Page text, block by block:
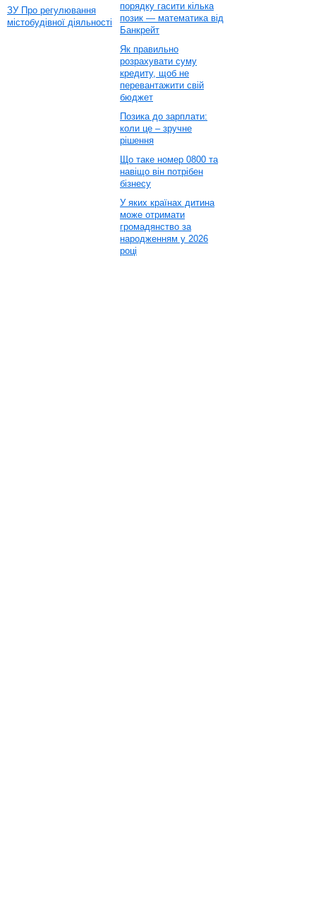
ЗУ Про регулювання
містобудівної діяльності
порядку гасити кілька
позик — математика від
Банкрейт
Як правильно
розрахувати суму
кредиту, щоб не
перевантажити свій
бюджет
Позика до зарплати:
коли це – зручне
рішення
Що таке номер 0800 та
навіщо він потрібен
бізнесу
У яких країнах дитина
може отримати
громадянство за
народженням у 2026
році